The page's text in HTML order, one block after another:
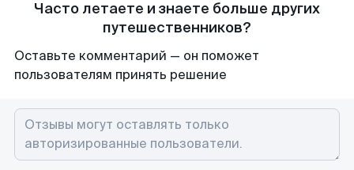
Часто летаете и знаете больше других
путешественников?
Оставьте комментарий — он поможет
пользователям принять решение